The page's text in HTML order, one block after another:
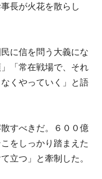
長が火花を散らし
に信を問う大義にな
「常在戦場で、それ
くやっていく」と語
すべきだ。６００億
をしっかり踏まえた
立つ」と牽制した。